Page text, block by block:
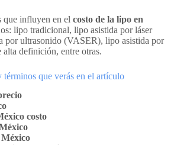
que influyen en el costo de la lipo en
lipo tradicional, lipo asistida por láser
por ultrasonido (VASER), lipo asistida por
definición, entre otras.
términos que verás en el artículo
costo